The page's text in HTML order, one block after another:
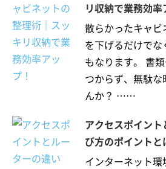
リ収納で業務効率
散らかったキャ
を下げるだけで
もなります。 書
つからず、無駄
んか？ ……
アクセスポイン
び方のポイントと
インターネット